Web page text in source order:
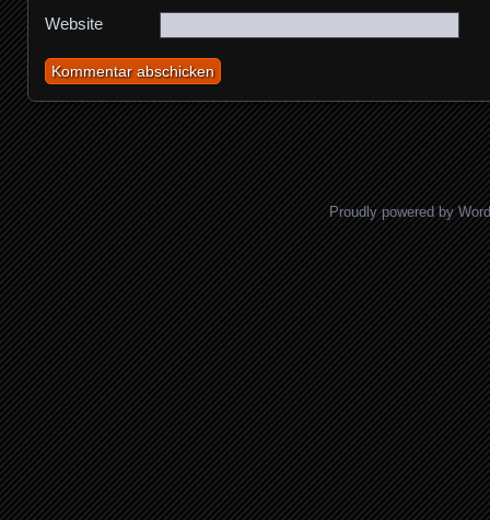
Website
Proudly powered by